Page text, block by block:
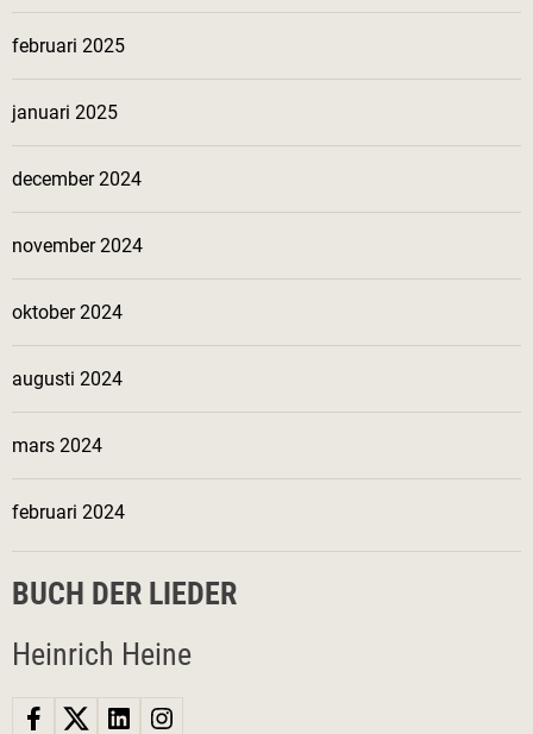
februari 2025
januari 2025
december 2024
november 2024
oktober 2024
augusti 2024
mars 2024
februari 2024
BUCH DER LIEDER
Heinrich Heine